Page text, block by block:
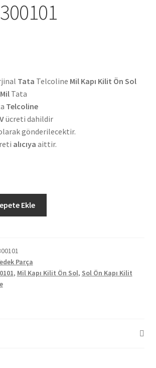
Tata Telcoline Mil Kapı Kilit Ön Sol
Tata
Telcoline
ücreti dahildir
gönderilecektir.
alıcıya aittir.
Ekle
Parça
, Mil Kapı Kilit Ön Sol, Sol Ön Kapı Kilit